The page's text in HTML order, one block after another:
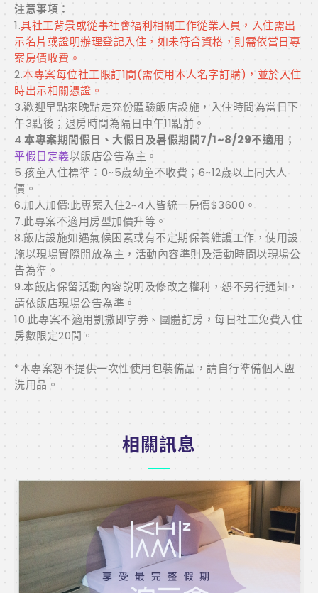
注意事項：
1.具社工背景或從事社會福利相關工作從業人員，入住需出
示名片或證明辦理登記入住 ，如未符合資格，則需依當日專
案房價收費。
2.本專案每位社工限訂1間(需使用本人名字訂購)，並於入住
時出示相關憑證。
3.歡迎早點來晚點走充份體驗飯店設施，入住時間為當日下
午3點後；退房時間為隔日中午11點前。
4.本專案期間假日、大假日及暑假期間7/1~8/29不適用 ；
平假日定義以飯店公告為主。
5.孩童入住標準：0~5歲幼童不收費；6~12歲以上同大人
價。
6.加人加價:此專案入住2~4人皆統一房價$3600。
7.此專案不適用房型加價升等。
8.飯店設施如遇氣候困素或有不定期保養維護工作，使用設
施以現場實際開放為主，活動內容準則及活動時間以現場公
告為準。
9.本飯店保留活動內容說明及修改之權利，恕不另行通知，
請依飯店現場公告為準。
10.此專案不適用凱撒即享券、團體訂房，每日社工免費入住
房數限定20間。
*本專案恕不提供一次性使用包裝備品，請自行準備個人盥
洗用品。
相關訊息